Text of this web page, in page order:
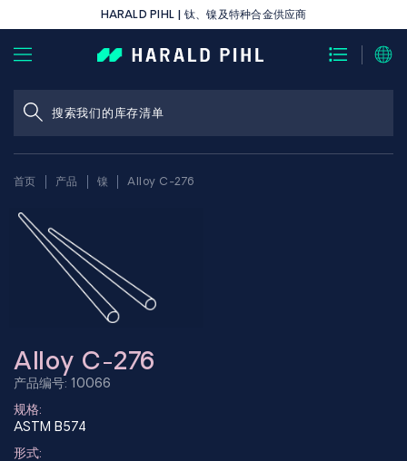
HARALD PIHL | 钛、镍及特种合金供应商
首页 产品 镍 Alloy C-276
Alloy C-276
产品编号: 10066
规格:
ASTM B574
形式: